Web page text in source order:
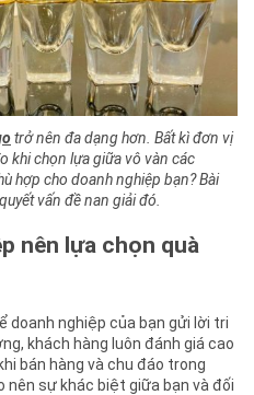
trở nên đa dạng hơn. Bất kì đơn vị
khi chọn lựa giữa vô vàn các
hợp cho doanh nghiệp bạn? Bài
vấn đề nan giải đó.
nên lựa chọn quà
doanh nghiệp của bạn gửi lời tri
khách hàng luôn đánh giá cao
bán hàng và chu đáo trong
nên sự khác biệt giữa bạn và đối